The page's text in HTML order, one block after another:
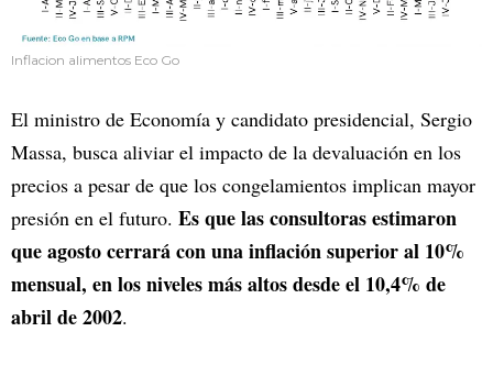
Inflacion alimentos Eco Go
El ministro de Economía y candidato presidencial, Sergio
Massa, busca aliviar el impacto de la devaluación en los
precios a pesar de que los congelamientos implican mayor
presión en el futuro. Es que las consultoras estimaron
que agosto cerrará con una inflación superior al 10%
mensual, en los niveles más altos desde el 10,4% de
abril de 2002.